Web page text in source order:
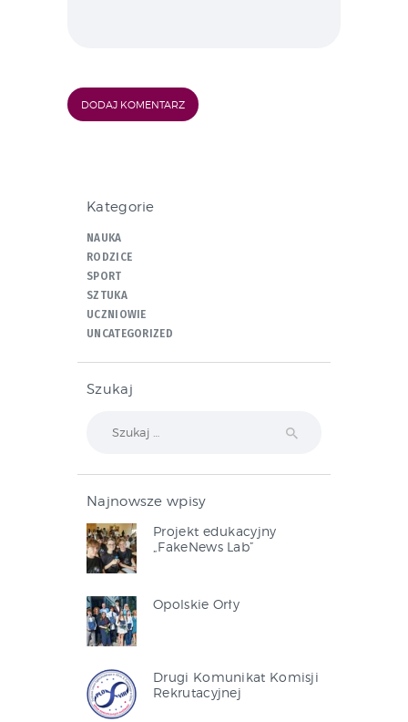
Kategorie
NAUKA
RODZICE
SPORT
SZTUKA
UCZNIOWIE
UNCATEGORIZED
Szukaj
Najnowsze wpisy
Projekt edukacyjny
„FakeNews Lab”
Opolskie Orły
Drugi Komunikat Komisji
Rekrutacyjnej